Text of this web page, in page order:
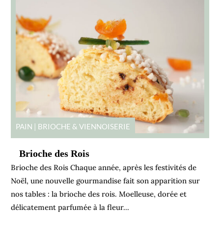
PAIN | BRIOCHE & VIENNOISERIE
Brioche des Rois
Brioche des Rois Chaque année, après les festivités de
Noël, une nouvelle gourmandise fait son apparition sur
nos tables : la brioche des rois. Moelleuse, dorée et
délicatement parfumée à la fleur...